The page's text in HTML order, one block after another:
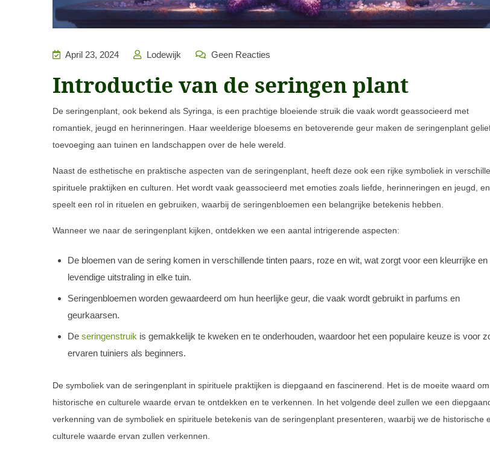
April 23, 2024 Lodewijk Geen Reacties
Introductie van de seringen plant
De seringenplant, ook bekend als Syringa, is een prachtige bloeiende struik die vaak wordt geassocieerd met
romantiek, jeugd en herinneringen. Haar weelderige bloesems en betoverende geur maken de seringenplant
toevoeging aan tuinen en landschappen over de hele wereld.
Naast de esthetische en praktische aspecten van de seringenplant, heeft deze ook een rijke symboliek in
spirituele praktijken en culturen. Het wordt vaak geassocieerd met emoties zoals liefde, herinneringen en jeugd, en
speelt een rol in rituelen en gebruiken, waarbij de seringenbloemen een belangrijke betekenis hebben.
Wanneer we naar de seringenplant kijken, ontdekken we een aantal intrigerende aspecten:
De bloemen van de sering komen in verschillende tinten paars, roze en wit, wat zorgt voor een kleurrijke en
levendige uitstraling in elke tuin.
Seringenbloemen worden gewaardeerd om hun heerlijke geur, die vaak wordt gebruikt in parfums en
geurkaarsen.
De seringenstruik is gemakkelijk te kweken en te onderhouden, waardoor het een populaire keuze is voor
ervaren tuiniers als beginners.
De symboliek van de seringenplant in spirituele praktijken is diepgaand en fascinerend. Het is de moeite waard
historische en culturele waarde ervan te ontdekken en te verkennen. In het volgende deel zullen we een
verkenning van de symboliek en spirituele betekenis van de seringenplant presenteren, waarbij we de historische
culturele waarde ervan zullen verkennen.